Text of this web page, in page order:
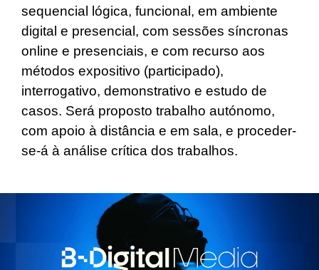
sequencial lógica, funcional, em ambiente
digital e presencial, com sessões síncronas
online e presenciais, e com recurso aos
métodos expositivo (participado),
interrogativo, demonstrativo e estudo de
casos. Será proposto trabalho autónomo,
com apoio à distância e em sala, e proceder-
se-á à análise crítica dos trabalhos.